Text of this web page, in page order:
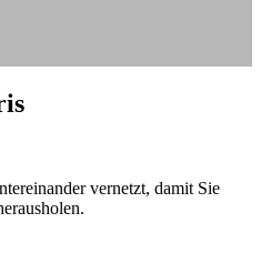
vernetzt, damit Sie